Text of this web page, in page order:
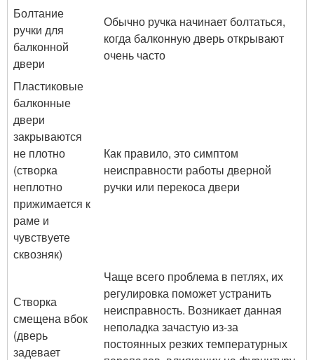
Болтание
ручки для
балконной
двери
Обычно ручка начинает болтаться,
когда балконную дверь открывают
очень часто
Пластиковые
балконные
двери
закрываются
не плотно
(створка
неплотно
прижимается к
раме и
чувствуете
сквозняк)
Как правило, это симптом
неисправности работы дверной
ручки или перекоса двери
Створка
смещена вбок
(дверь
задевает
Чаще всего проблема в петлях, их
регулировка поможет устранить
неисправность. Возникает данная
неполадка зачастую из-за
постоянных резких температурных